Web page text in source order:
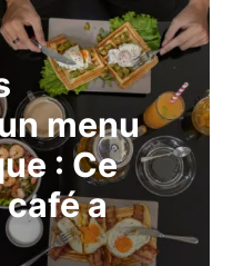
menu
: Ce
a